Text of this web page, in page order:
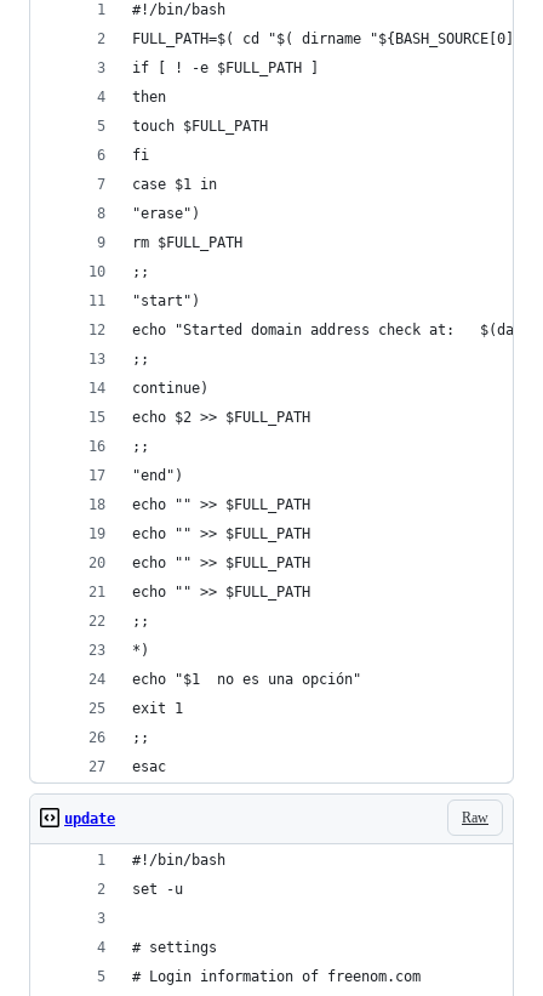
#!/bin/bash
FULL_PATH=$( cd "$( dirname
if [ ! -e $FULL_PATH ]
then
touch $FULL_PATH
fi
case $1 in
"erase")
rm $FULL_PATH
;;
"start")
echo "Started domain address check at:   $(date)"
;;
continue)
echo $2 >> $FULL_PATH
;;
"end")
echo "" >> $FULL_PATH
echo "" >> $FULL_PATH
echo "" >> $FULL_PATH
echo "" >> $FULL_PATH
;;
*)
echo "$1  no es una opción"
exit 1
;;
esac
Raw
update
#!/bin/bash
set -u
# settings
# Login information of freenom.com